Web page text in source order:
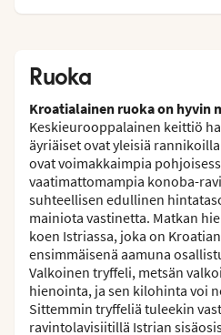
Ruoka
Kroatialainen ruoka on hyvin
Keskieurooppalainen keittiö
äyriäiset ovat yleisiä
ovat voimakkaimpia
vaatimattomampia konoba-
suhteellisen edullinen
mainiota vastinetta. Matkan
koen Istriassa, joka on
ensimmäisenä aamuna
Valkoinen tryffeli, metsän
hienointa, ja sen kilohinta voi
Sittemmin tryffeliä tuleekin
ravintolavisiitillä Istrian